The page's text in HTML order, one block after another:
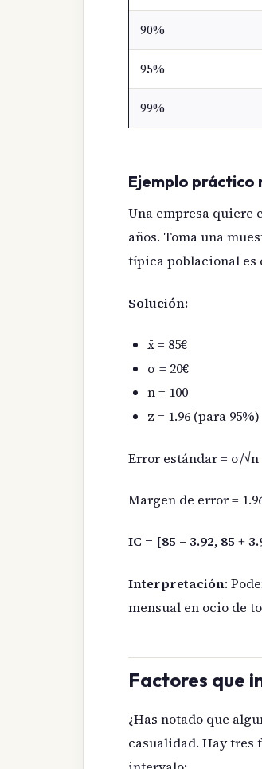
90%
95%
99%
Ejemplo práctico
Una empresa quiere
años. Toma una
típica poblacional es
Solución:
x̄ = 85€
σ = 20€
n = 100
z = 1.96 (para 95%)
Error estándar = σ/√n
Margen de error =
IC = [85 – 3.92, 85 +
Interpretación:
mensual en ocio de
Factores que
¿Has notado que
casualidad. Hay